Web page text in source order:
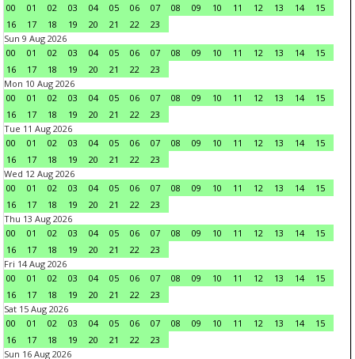
00
01 02 03 04 05 06 07 08 09 10 11 12 13 14
15
16
17 18 19 20 21 22
23
Sun 9 Aug 2026
00
01 02 03 04 05 06 07 08 09 10 11 12 13 14
15
16
17 18 19 20 21 22
23
Mon 10 Aug 2026
00
01 02 03 04 05 06 07 08 09 10 11 12 13 14
15
16
17 18 19 20 21 22
23
Tue 11 Aug 2026
00
01 02 03 04 05 06 07 08 09 10 11 12 13 14
15
16
17 18 19 20 21 22
23
Wed 12 Aug 2026
00
01 02 03 04 05 06 07 08 09 10 11 12 13 14
15
16
17 18 19 20 21 22
23
Thu 13 Aug 2026
00
01 02 03 04 05 06 07 08 09 10 11 12 13 14
15
16
17 18 19 20 21 22
23
Fri 14 Aug 2026
00
01 02 03 04 05 06 07 08 09 10 11 12 13 14
15
16
17 18 19 20 21 22
23
Sat 15 Aug 2026
00
01 02 03 04 05 06 07 08 09 10 11 12 13 14
15
16
17 18 19 20 21 22
23
Sun 16 Aug 2026